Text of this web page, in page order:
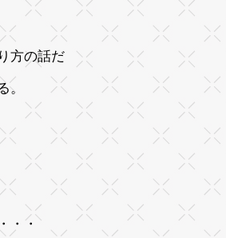
方の話だ
・・